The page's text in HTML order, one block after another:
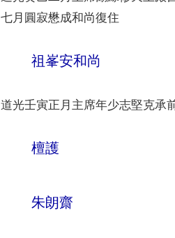
七月圓寂懋成和尚復住
祖峯安和尚
道光壬寅正月主席年少志堅克承
檀護
朱朗齋